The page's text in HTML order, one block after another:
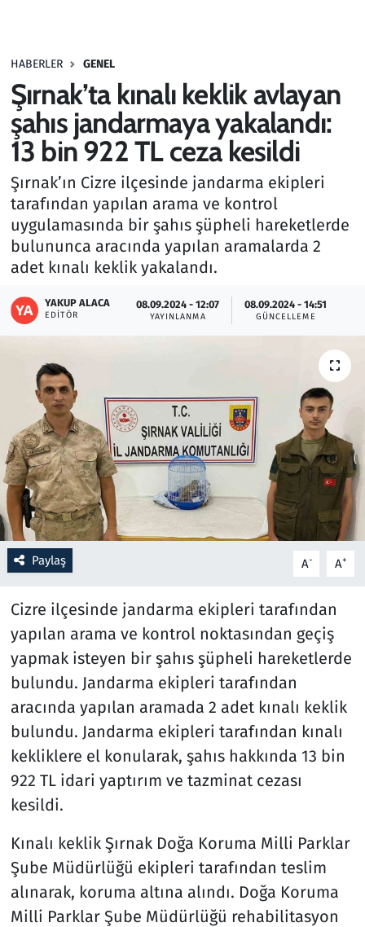
HABERLER GENEL
Şırnak’ta kınalı keklik avlayan
şahıs jandarmaya yakalandı:
13 bin 922 TL ceza kesildi
Şırnak’ın Cizre ilçesinde jandarma ekipleri
tarafından yapılan arama ve kontrol
uygulamasında bir şahıs şüpheli hareketlerde
bulununca aracında yapılan aramalarda 2
adet kınalı keklik yakalandı.
YAKUP ALACA
EDITÖR
08.09.2024 - 12:07
YAYINLANMA
08.09.2024 - 14:51
GÜNCELLEME
Paylaş A- A+
Cizre ilçesinde jandarma ekipleri tarafından
yapılan arama ve kontrol noktasından geçiş
yapmak isteyen bir şahıs şüpheli hareketlerde
bulundu. Jandarma ekipleri tarafından
aracında yapılan aramada 2 adet kınalı keklik
bulundu. Jandarma ekipleri tarafından kınalı
kekliklere el konularak, şahıs hakkında 13 bin
922 TL idari yaptırım ve tazminat cezası
kesildi.
Kınalı keklik Şırnak Doğa Koruma Milli Parklar
Şube Müdürlüğü ekipleri tarafından teslim
alınarak, koruma altına alındı. Doğa Koruma
Milli Parklar Şube Müdürlüğü rehabilitasyon
Haber
Kültür Sanat
Kurumsal Haberler
Lezzet Durağı
Memur ve Kamu
Otomobil
Oyun
Ramazan
Resmi İlanlar
Rüya Tabirleri
Sağlık
Savunma Sanayi
Seçim 2023
Spor
Teknoloji ve Bilim
Televizyon